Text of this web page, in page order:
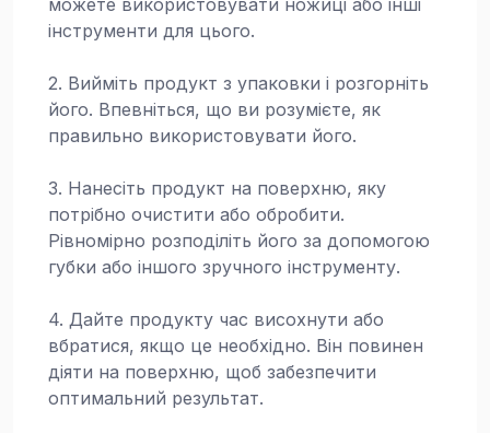
інструменти для цього.
2. Вийміть продукт з упаковки і розгорніть
його. Впевніться, що ви розумієте, як
правильно використовувати його.
3. Нанесіть продукт на поверхню, яку
потрібно очистити або обробити.
Рівномірно розподіліть його за допомогою
губки або іншого зручного інструменту.
4. Дайте продукту час висохнути або
вбратися, якщо це необхідно. Він повинен
діяти на поверхню, щоб забезпечити
оптимальний результат.